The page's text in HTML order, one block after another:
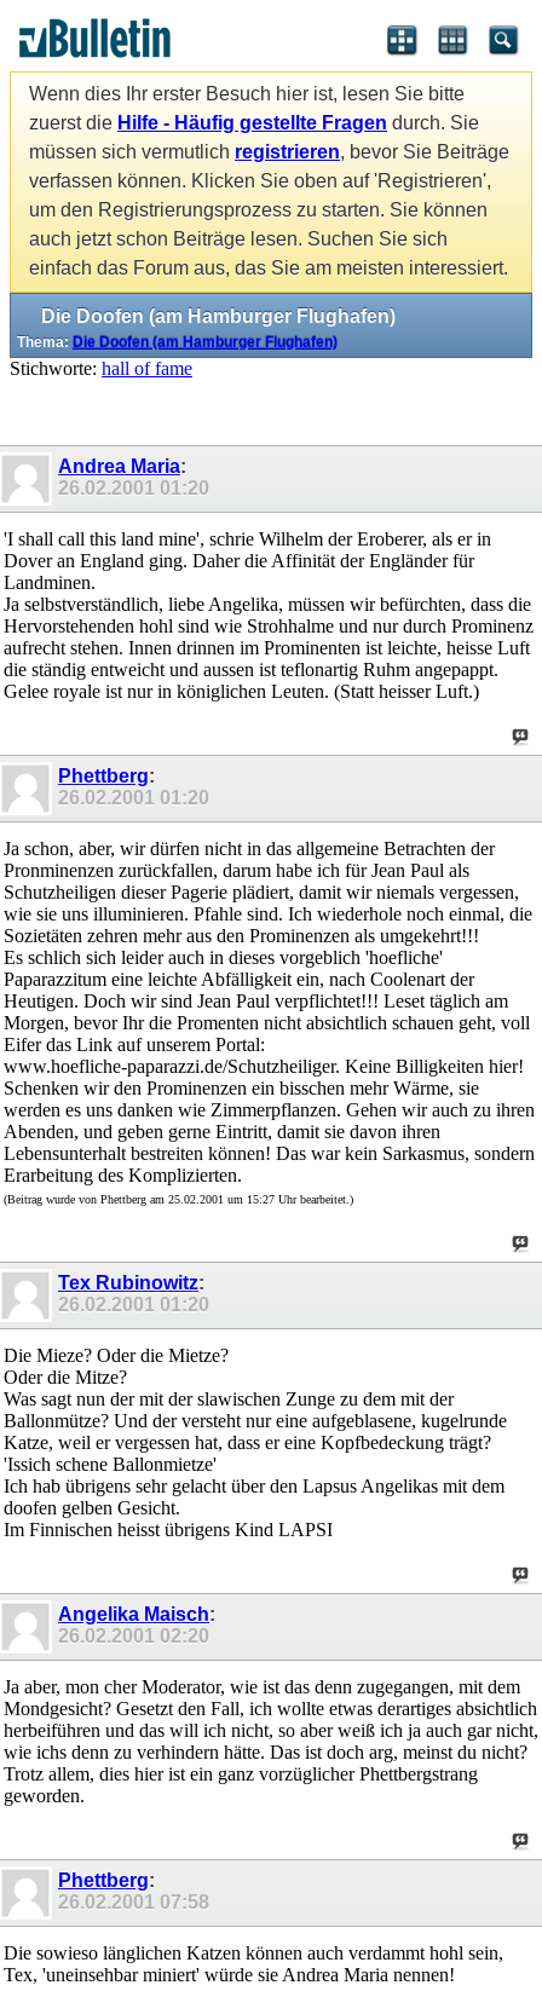
Wenn dies Ihr erster Besuch hier ist, lesen Sie bitte
zuerst die Hilfe - Häufig gestellte Fragen durch. Sie
müssen sich vermutlich registrieren, bevor Sie Beiträge
verfassen können. Klicken Sie oben auf 'Registrieren',
um den Registrierungsprozess zu starten. Sie können
auch jetzt schon Beiträge lesen. Suchen Sie sich
einfach das Forum aus, das Sie am meisten interessiert.
Die Doofen (am Hamburger Flughafen)
Thema: Die Doofen (am Hamburger Flughafen)
Stichworte: hall of fame
Andrea Maria:
26.02.2001 01:20
'I shall call this land mine', schrie Wilhelm der Eroberer, als er in
Dover an England ging. Daher die Affinität der Engländer für
Landminen.
Ja selbstverständlich, liebe Angelika, müssen wir befürchten, dass die
Hervorstehenden hohl sind wie Strohhalme und nur durch Prominenz
aufrecht stehen. Innen drinnen im Prominenten ist leichte, heisse Luft
die ständig entweicht und aussen ist teflonartig Ruhm angepappt.
Gelee royale ist nur in königlichen Leuten. (Statt heisser Luft.)
Phettberg:
26.02.2001 01:20
Ja schon, aber, wir dürfen nicht in das allgemeine Betrachten der
Pronminenzen zurückfallen, darum habe ich für Jean Paul als
Schutzheiligen dieser Pagerie plädiert, damit wir niemals vergessen,
wie sie uns illuminieren. Pfahle sind. Ich wiederhole noch einmal, die
Sozietäten zehren mehr aus den Prominenzen als umgekehrt!!!
Es schlich sich leider auch in dieses vorgeblich 'hoefliche'
Paparazzitum eine leichte Abfälligkeit ein, nach Coolenart der
Heutigen. Doch wir sind Jean Paul verpflichtet!!! Leset täglich am
Morgen, bevor Ihr die Promenten nicht absichtlich schauen geht, voll
Eifer das Link auf unserem Portal:
www.hoefliche-paparazzi.de/Schutzheiliger. Keine Billigkeiten hier!
Schenken wir den Prominenzen ein bisschen mehr Wärme, sie
werden es uns danken wie Zimmerpflanzen. Gehen wir auch zu ihren
Abenden, und geben gerne Eintritt, damit sie davon ihren
Lebensunterhalt bestreiten können! Das war kein Sarkasmus, sondern
Erarbeitung des Komplizierten.
(Beitrag wurde von Phettberg am 25.02.2001 um 15:27 Uhr bearbeitet.)
Tex Rubinowitz:
26.02.2001 01:20
Die Mieze? Oder die Mietze?
Oder die Mitze?
Was sagt nun der mit der slawischen Zunge zu dem mit der
Ballonmütze? Und der versteht nur eine aufgeblasene, kugelrunde
Katze, weil er vergessen hat, dass er eine Kopfbedeckung trägt?
'Issich schene Ballonmietze'
Ich hab übrigens sehr gelacht über den Lapsus Angelikas mit dem
doofen gelben Gesicht.
Im Finnischen heisst übrigens Kind LAPSI
Angelika Maisch:
26.02.2001 02:20
Ja aber, mon cher Moderator, wie ist das denn zugegangen, mit dem
Mondgesicht? Gesetzt den Fall, ich wollte etwas derartiges absichtlich
herbeiführen und das will ich nicht, so aber weiß ich ja auch gar nicht,
wie ichs denn zu verhindern hätte. Das ist doch arg, meinst du nicht?
Trotz allem, dies hier ist ein ganz vorzüglicher Phettbergstrang
geworden.
Phettberg:
26.02.2001 07:58
Die sowieso länglichen Katzen können auch verdammt hohl sein,
Tex, 'uneinsehbar miniert' würde sie Andrea Maria nennen!